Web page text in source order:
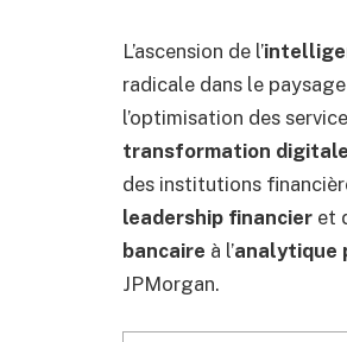
L’ascension de l’
radicale dans le
l’optimisation des
transformation digitale
des institutions
leadership financier et
bancaire à l’analytique
JPMorgan.